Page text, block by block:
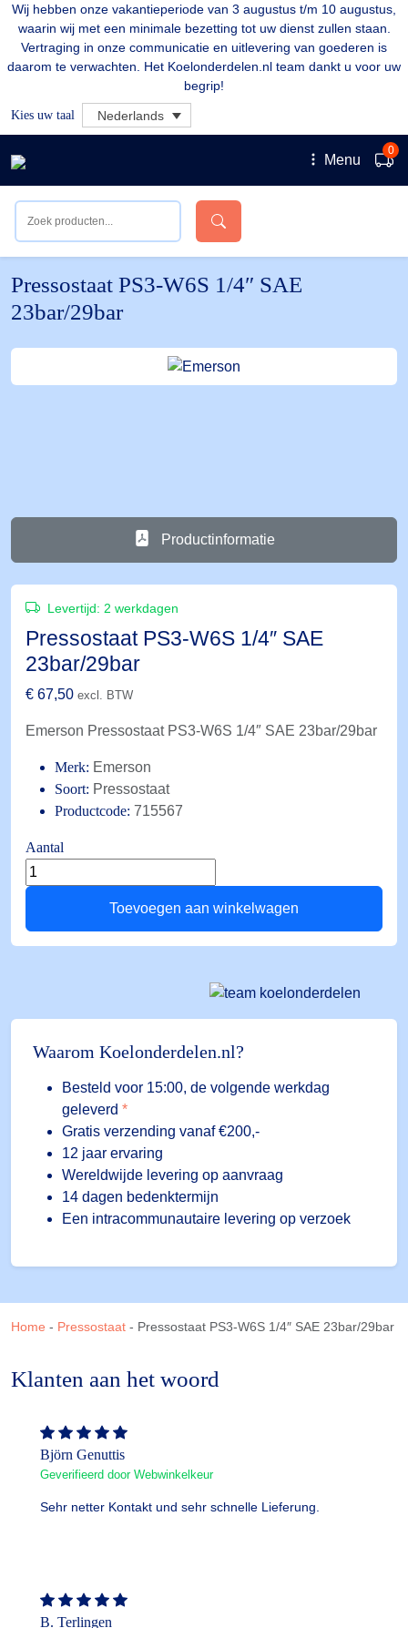
Wij hebben onze vakantieperiode van 3 augustus t/m 10 augustus,
waarin wij met een minimale bezetting tot uw dienst zullen staan.
Vertraging in onze communicatie en uitlevering van goederen is
daarom te verwachten. Het Koelonderdelen.nl team dankt u voor uw
begrip!
Kies uw taal Nederlands
Menu
0
Pressostaat PS3-W6S 1/4″ SAE
23bar/29bar
Productinformatie
Levertijd: 2 werkdagen
Pressostaat PS3-W6S 1/4″ SAE
23bar/29bar
€ 67,50 excl. BTW
Emerson Pressostaat PS3-W6S 1/4″ SAE 23bar/29bar
Merk: Emerson
Soort: Pressostaat
Productcode: 715567
Aantal
Pressostaat
PS3-
1/4"
Toevoegen aan winkelwagen
Waarom Koelonderdelen.nl?
Besteld voor 15:00, de volgende werkdag
geleverd *
Gratis verzending vanaf €200,-
12 jaar ervaring
Wereldwijde levering op aanvraag
14 dagen bedenktermijn
Een intracommunautaire levering op verzoek
Home - Pressostaat - Pressostaat PS3-W6S 1/4″ SAE 23bar/29bar
Klanten aan het woord
Björn Genuttis
Geverifieerd door Webwinkelkeur
Sehr netter Kontakt und sehr schnelle Lieferung.
B. Terlingen